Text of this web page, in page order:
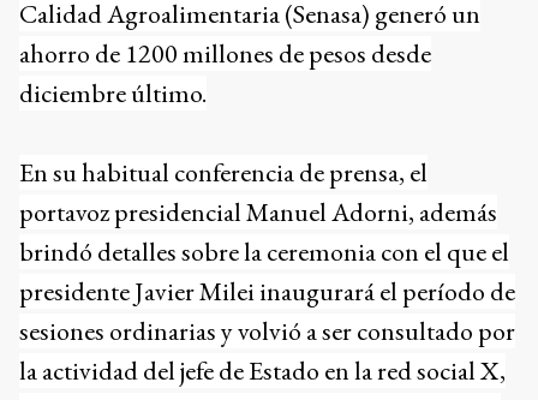
Calidad Agroalimentaria (Senasa) generó un
ahorro de 1200 millones de pesos desde
diciembre último.
En su habitual conferencia de prensa, el
portavoz presidencial Manuel Adorni, además
brindó detalles sobre la ceremonia con el que el
presidente Javier Milei inaugurará el período de
sesiones ordinarias y volvió a ser consultado por
la actividad del jefe de Estado en la red social X,